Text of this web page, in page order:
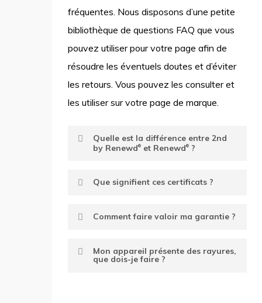
fréquentes. Nous disposons d’une petite
bibliothèque de questions FAQ que vous
pouvez utiliser pour votre page afin de
résoudre les éventuels doutes et d’éviter
les retours. Vous pouvez les consulter et
les utiliser sur votre page de marque.
Quelle est la différence entre 2nd
by Renewd®et Renewd®?
Renewd
est la marque d’appareils de
qualité de ses produits. Appliances
brand for aesthetic reasons, but are fit
Que signifient ces certificats ?
reconnue dans le domaine des produits
usagés. Ce label de qualité est soutenu
Comment faire valoir ma garantie ?
Lorsque vous recevez un appareil
Renewd®, vous bénéficiez
Mon appareil présente des rayures,
que dois-je faire ?